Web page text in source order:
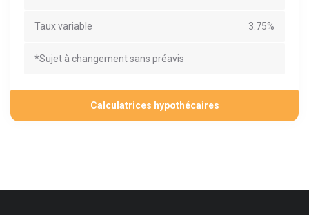
Taux variable 3.75%
*Sujet à changement sans préavis
Calculatrices hypothécaires